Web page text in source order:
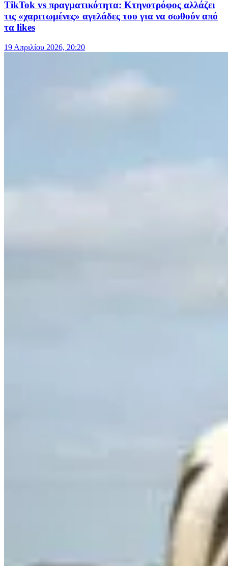
TikTok vs πραγματικότητα: Κτηνοτρόφος αλλάζει
τις «χαριτωμένες» αγελάδες του για να σωθούν από
τα likes
19 Απριλίου 2026, 20:20